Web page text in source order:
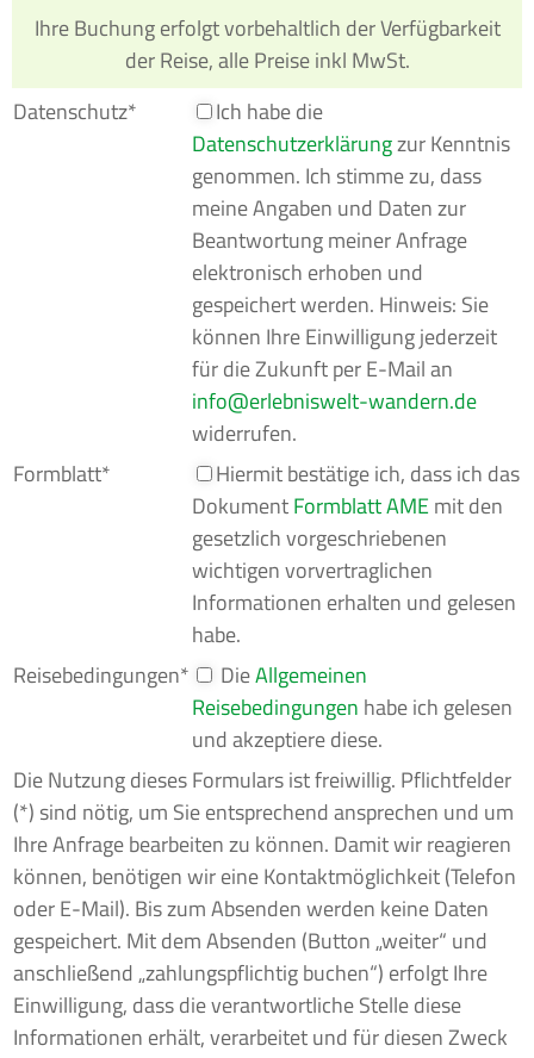
Ihre Buchung erfolgt vorbehaltlich der Verfügbarkeit
der Reise, alle Preise inkl MwSt.
Datenschutz*
Ich habe die
Datenschutzerklärungzur Kenntnis
genommen. Ich stimme zu, dass
meine Angaben und Daten zur
Beantwortung meiner Anfrage
elektronisch erhoben und
gespeichert werden. Hinweis: Sie
können Ihre Einwilligung jederzeit
für die Zukunft per E-Mail an
info
erlebniswelt-wandern.de
widerrufen.
Formblatt*
Hiermit bestätige ich, dass ich das
DokumentFormblatt AMEmit den
gesetzlich vorgeschriebenen
wichtigen vorvertraglichen
Informationen erhalten und gelesen
habe.
Reisebedingungen*
DieAllgemeinen
Reisebedingungen habe ich gelesen
und akzeptiere diese.
Die Nutzung dieses Formulars ist freiwillig. Pflichtfelder
(*) sind nötig, um Sie entsprechend ansprechen und um
Ihre Anfrage bearbeiten zu können. Damit wir reagieren
können, benötigen wir eine Kontaktmöglichkeit (Telefon
oder E-Mail). Bis zum Absenden werden keine Daten
gespeichert. Mit dem Absenden (Button „weiter“ und
anschließend „zahlungspflichtig buchen“) erfolgt Ihre
Einwilligung, dass die verantwortliche Stelle diese
Informationen erhält, verarbeitet und für diesen Zweck